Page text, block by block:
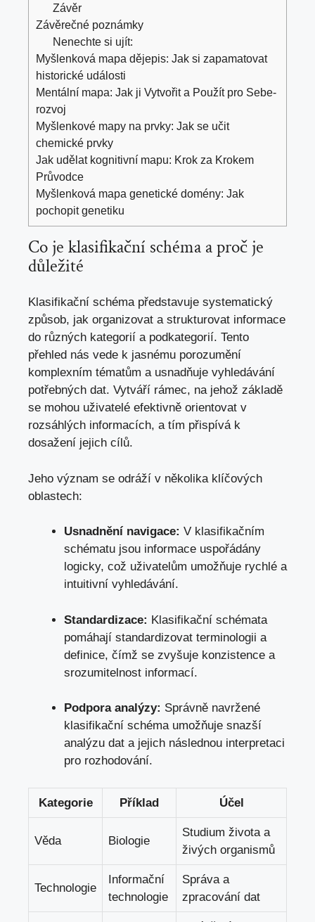
Závěr
Závěrečné poznámky
Nenechte si ujít:
Myšlenková mapa dějepis: Jak si zapamatovat
historické události
Mentální mapa: Jak ji Vytvořit a Použít pro Sebe-
rozvoj
Myšlenkové mapy na prvky: Jak se učit
chemické prvky
Jak udělat kognitivní mapu: Krok za Krokem
Průvodce
Myšlenková mapa genetické domény: Jak
pochopit genetiku
Co⁣ je klasifikační⁢ schéma a proč je
důležité
Klasifikační schéma představuje systematický
způsob,​ jak organizovat a strukturovat informace
do různých kategorií a ‍podkategorií. Tento
přehled nás vede k jasnému porozumění
komplexním tématům a usnadňuje vyhledávání
potřebných dat. Vytváří ‌rámec, na jehož základě
se mohou uživatelé efektivně orientovat v
rozsáhlých informacích, a tím⁣ přispívá k
dosažení jejich cílů.
Jeho ‍význam se odráží v několika klíčových
oblastech:
Usnadnění navigace: ⁢V klasifikačním
schématu jsou informace ⁢uspořádány​
logicky, což uživatelům umožňuje rychlé a
intuitivní vyhledávání.
Standardizace: Klasifikační schémata
pomáhají standardizovat terminologii a ​
definice, čímž se zvyšuje⁤ konzistence a
srozumitelnost informací.
Podpora analýzy: Správně navržené
klasifikační schéma umožňuje snazší
analýzu dat a jejich následnou interpretaci
pro rozhodování.
Kategorie Příklad Účel
Věda Biologie
Studium života a
živých organismů
Technologie
Informační
technologie
Správa a
zpracování dat